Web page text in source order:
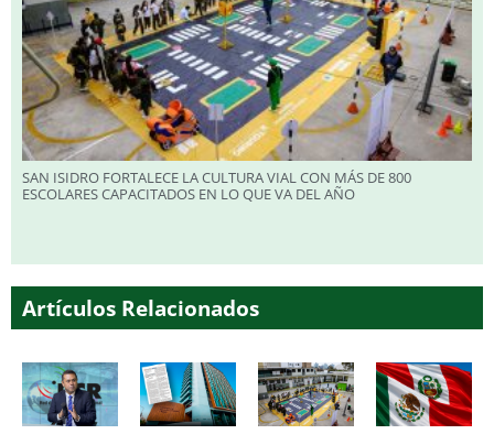
SAN ISIDRO FORTALECE LA CULTURA VIAL CON MÁS DE 800
ESCOLARES CAPACITADOS EN LO QUE VA DEL AÑO
Artículos Relacionados